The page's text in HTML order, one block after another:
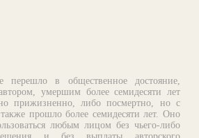
перешло в общественное достояние,
умершим более семидесяти лет
прижизненно, либо посмертно, но с
прошло более семидесяти лет. Оно
любым лицом без чьего-либо